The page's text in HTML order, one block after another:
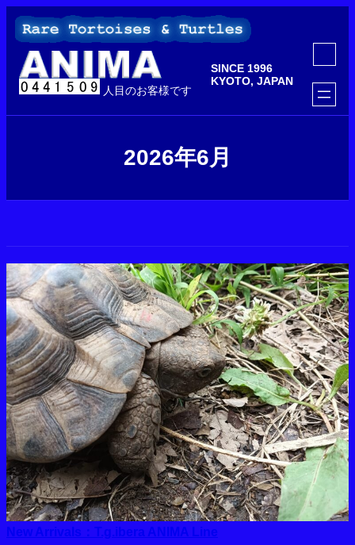
を
人目のお客様です
SINCE 1996
KYOTO, JAPAN
ア
コ
ン
リ
ン
ク
2026年6月
New Arrivals：T.g.ibera ANIMA Line